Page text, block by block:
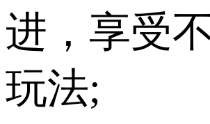
进，享受
玩法;